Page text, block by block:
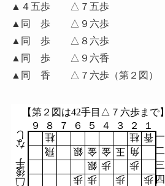
▲４五歩 △７五歩
▲同 歩 △９六歩
▲同 歩 △８六歩
▲同 歩 △９六香
▲同 香 △７六歩（第２図）
【第２図は42手目△７六歩まで】
９
一
８
二
７
三
６
四
５ ４ ３ ２ １
桂 桂 香
飛
銀 金 金 玉 角
銀 歩
歩
歩 歩 歩
歩
し
な
手
後